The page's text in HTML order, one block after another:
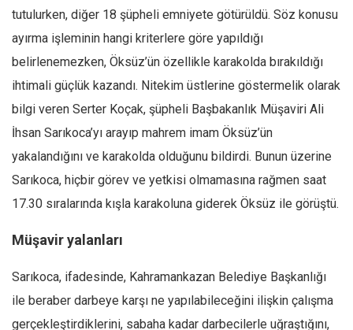
tutulurken, diğer 18 şüpheli emniyete götürüldü. Söz konusu
ayırma işleminin hangi kriterlere göre yapıldığı
belirlenemezken, Öksüz’ün özellikle karakolda bırakıldığı
ihtimali güçlük kazandı. Nitekim üstlerine göstermelik olarak
bilgi veren Serter Koçak, şüpheli Başbakanlık Müşaviri Ali
İhsan Sarıkoca’yı arayıp mahrem imam Öksüz’ün
yakalandığını ve karakolda olduğunu bildirdi. Bunun üzerine
Sarıkoca, hiçbir görev ve yetkisi olmamasına rağmen saat
17.30 sıralarında kışla karakoluna giderek Öksüz ile görüştü.
Müşavir yalanları
Sarıkoca, ifadesinde, Kahramankazan Belediye Başkanlığı
ile beraber darbeye karşı ne yapılabileceğini ilişkin çalışma
gerçekleştirdiklerini, sabaha kadar darbecilerle uğraştığını,